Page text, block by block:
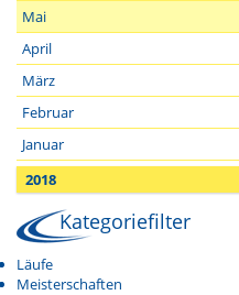
Mai
April
März
Februar
Januar
2018
Kategoriefilter
Läufe
Meisterschaften